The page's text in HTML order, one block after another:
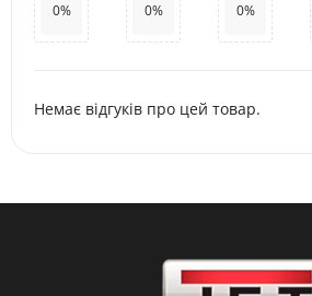
0% 0% 0%
Немає відгуків про цей товар.